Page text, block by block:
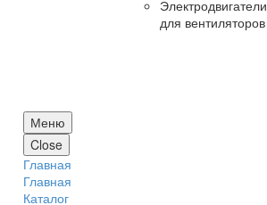
Электродвигатели
для вентиляторов
Меню
Close
Главная
Главная
Каталог